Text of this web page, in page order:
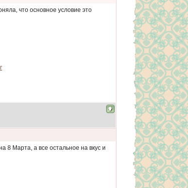
что основное условие это
8 Марта, а все остальное на вкус и